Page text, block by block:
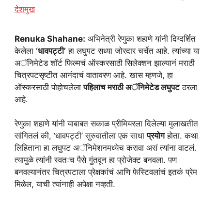
देशमुख
Renuka Shahane: अभिनेत्री रेणुका शहाणे यांनी दिग्दर्शित
केलेला ‘धावपट्टी’ हा लघुपट सध्या जोरदार चर्चेत आहे. त्यांच्या या
अॅनिमेटेड शॉर्ट फिल्मचं ऑस्करसाठी सिलेक्शन झाल्यानं मराठी
चित्रपटसृष्टीत आनंदाचं वातावरण आहे. खास म्हणजे, हा
ऑस्करसाठी पोहोचलेलापहिलाच मराठी अॅनिमेटेड लघुपटठरला
आहे.
रेणुका शहाणे यांनी याबाबत सकाळ प्रीमियरला दिलेल्या मुलाखतीत
सांगितलं की, ‘धावपट्टी’ सुरुवातीला एक साधाप्रयोगहोता. कथा
लिहिताना हा लघुपट अॅनिमेशनमध्येच करावा असं त्यांना वाटलं.
त्यामुळे त्यांनी स्वतःच पैसे गुंतवून हा प्रोजेक्ट बनवला. पण
बनवल्यानंतर चित्रपटाला प्रेक्षकांचं आणि फेस्टिवलांचं इतकं प्रेम
मिळेल, याची त्यांनाही अपेक्षा नव्हती.